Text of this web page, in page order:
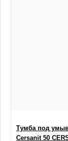
Тумба под
Cersanit 50